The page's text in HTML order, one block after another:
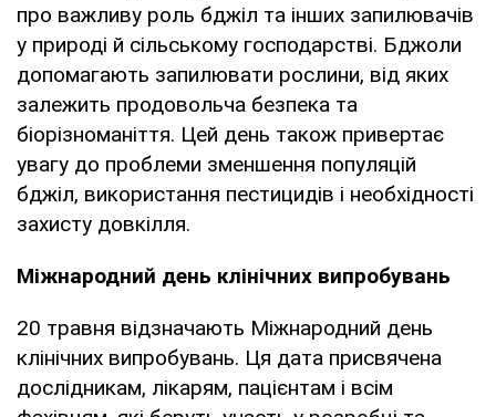
про важливу роль бджіл та інших запилювачів
у природі й сільському господарстві. Бджоли
допомагають запилювати рослини, від яких
залежить продовольча безпека та
біорізноманіття. Цей день також привертає
увагу до проблеми зменшення популяцій
бджіл, використання пестицидів і необхідності
захисту довкілля.
Міжнародний день клінічних випробувань
20 травня відзначають Міжнародний день
клінічних випробувань. Ця дата присвячена
дослідникам, лікарям, пацієнтам і всім